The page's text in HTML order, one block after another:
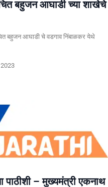
बहुजन आघाडी च्या शाखेचे
बहुजन आघाडी चे वडगाव निंबाळकर येथे
पाठीशी – मुख्यमंत्री एकनाथ